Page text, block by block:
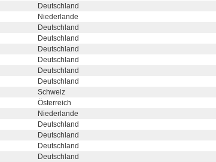
Deutschland
Niederlande
Deutschland
Deutschland
Deutschland
Deutschland
Deutschland
Deutschland
Schweiz
Österreich
Niederlande
Deutschland
Deutschland
Deutschland
Deutschland